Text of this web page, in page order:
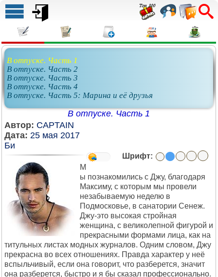
В отпуске. Часть 1
В отпуске. Часть 2
В отпуске. Часть 3
В отпуске. Часть 4
В отпуске. Часть 5: Марина и её друзья
В отпуске. Часть 1
Автор: CAPTAIN
Дата: 25 мая 2017
Би
Шрифт:
М
ы познакомились с Джу, благодаря
Максиму, с которым мы провели
незабываемую неделю в
Подмосковье, в санатории Сенеж.
Джу-это высокая стройная
женщина, с великолепной фигурой и
прекрасными формами лица, как на
титульных листах модных журналов. Одним словом, Джу
прекрасна во всех отношениях. Правда характер у неё
вспыльчивый, если она говорит, что разберется, значит
она разберется, быстро и я бы сказал профессионально.